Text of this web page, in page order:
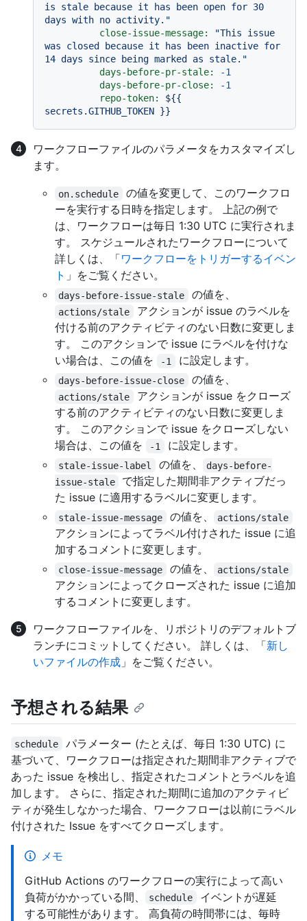
is stale because it has been open for 30
days with no activity."
close-issue-message:
"This issue
was closed because it has been inactive for
14 days since being marked as stale."
days-before-pr-stale:
-1
days-before-pr-close:
-1
repo-token:
${{
secrets.GITHUB_TOKEN }}
ワークフローファイルのパラメータをカスタマイズし
ます。
on.schedule
の値を変更して、このワークフロ
ーを実行する日時を指定します。 上記の例で
は、ワークフローは毎日 1:30 UTC に実行されま
す。 スケジュールされたワークフローについて
詳しくは、「ワークフローをトリガーするイベン
ト 」をご覧ください。
days-before-issue-stale の値を、
actions/stale
アクションが issue のラベルを
付ける前のアクティビティのない日数に変更しま
す。 このアクションで issue にラベルを付けな
い場合は、この値を
-1 に設定します。
days-before-issue-close の値を、
actions/stale
アクションが issue をクローズ
する前のアクティビティのない日数に変更しま
す。 このアクションで issue をクローズしない
場合は、この値を
-1 に設定します。
stale-issue-label の値を、
days-before-
issue-stale
で指定した期間非アクティブだっ
た issue に適用するラベルに変更します。
stale-issue-message の値を、 actions/stale
アクションによってラベル付けされた issue に追
加するコメントに変更します。
close-issue-message の値を、 actions/stale
アクションによってクローズされた issue に追加
するコメントに変更します。
ワークフローファイルを、リポジトリのデフォルトブ
ランチにコミットしてください。 詳しくは、「新し
いファイルの作成 」をご覧ください。
予想される結果
schedule
パラメーター (たとえば、毎日 1:30 UTC) に
基づいて、ワークフローは指定された期間非アクティブで
あった issue を検出し、指定されたコメントとラベルを追
加します。 さらに、指定された期間に追加のアクティビ
ティが発生しなかった場合、ワークフローは以前にラベル
付けされた Issue をすべてクローズします。
メモ
GitHub Actions のワークフローの実行によって高い
負荷がかかっている間、
schedule
イベントが遅延
する可能性があります。 高負荷の時間帯には、毎時